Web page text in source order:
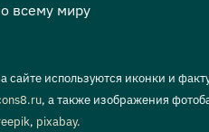
всему миру
сайте используются иконки и
, а также изображения
, pixabay.